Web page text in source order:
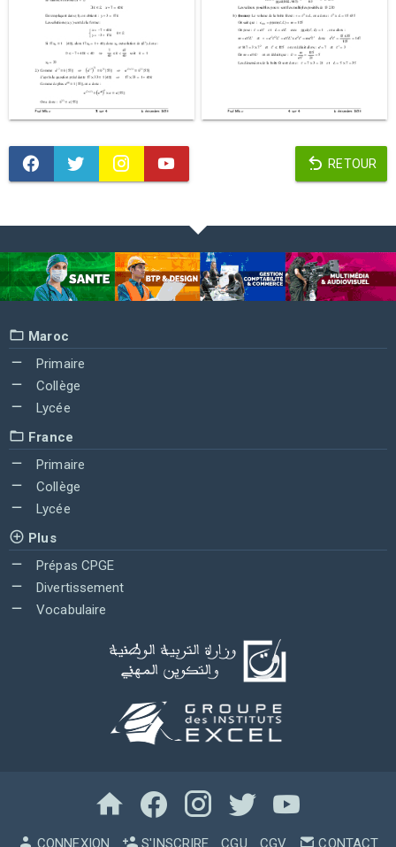
RETOUR
Maroc
Primaire
Collège
Lycée
France
Primaire
Collège
Lycée
Plus
Prépas CPGE
Divertissement
Vocabulaire
CONNEXION S'INSCRIRE CGU CGV CONTACT